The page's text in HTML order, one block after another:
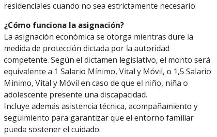
residenciales cuando no sea estrictamente necesario.
¿Cómo funciona la asignación?
La asignación económica se otorga mientras dure la
medida de protección dictada por la autoridad
competente. Según el dictamen legislativo, el monto será
equivalente a 1 Salario Mínimo, Vital y Móvil, o 1,5 Salario
Mínimo, Vital y Móvil en caso de que el niño, niña o
adolescente presente una discapacidad.
Incluye además asistencia técnica, acompañamiento y
seguimiento para garantizar que el entorno familiar
pueda sostener el cuidado.